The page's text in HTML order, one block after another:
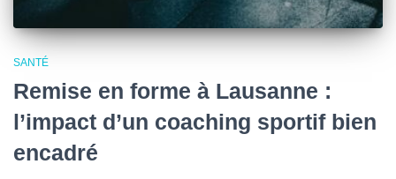
SANTÉ
Remise en forme à Lausanne :
l’impact d’un coaching sportif bien
encadré